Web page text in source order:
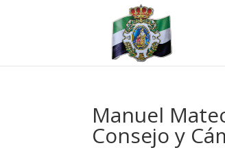
Manuel
Consejo y